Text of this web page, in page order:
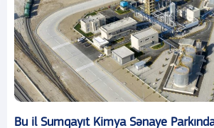
Bu il Sumqayıt Kimya Sənaye